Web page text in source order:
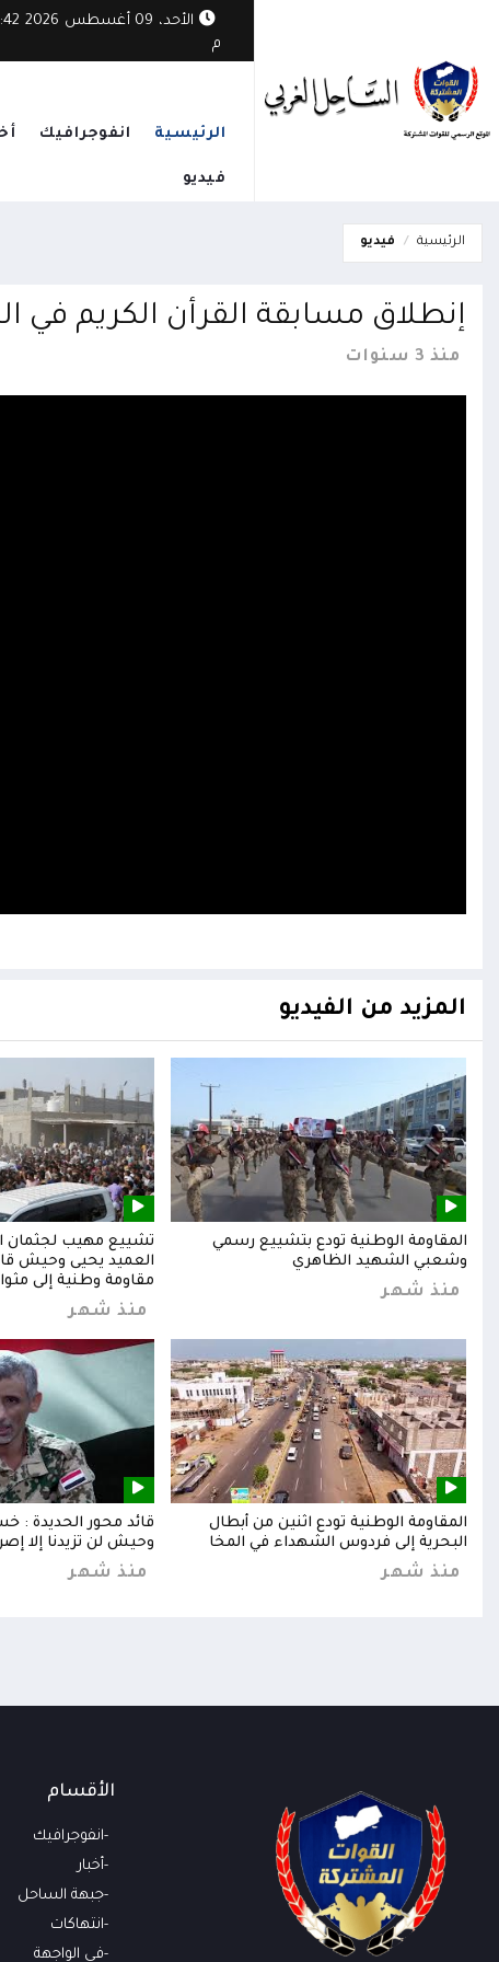
الأحد، 09
م
ترفع الجاهزية وتعزز الجبهات لمواجهة التصعيد الحوثي
الرئيسية انفوجرافيك
فيديو
الرئيسية فيديو
إنطلاق مسابقة القرأن الكريم في
منذ 3 سنوات
المزيد من الفيديو
المقاومة الوطنية تودع بتشييع رسمي
وشعبي الشهيد الظاهري
منذ شهر
تشييع مهيب لجثمان
العميد يحيى وحيش
مقاومة وطنية إلى
منذ شهر
المقاومة الوطنية تودع اثنين من أبطال
البحرية إلى فردوس الشهداء في المخا
منذ شهر
قائد محور الحديدة :
وحيش لن تزيدنا إلا
منذ شهر
الأقسام
انفوجرافيك
أخبار
جبهة الساحل
انتهاكات
في الواجهة